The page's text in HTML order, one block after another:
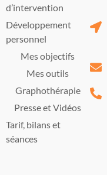
d’intervention
Développement
personnel
Mes objectifs
Mes outils
Graphothérapie
Presse et Vidéos
Tarif, bilans et
séances